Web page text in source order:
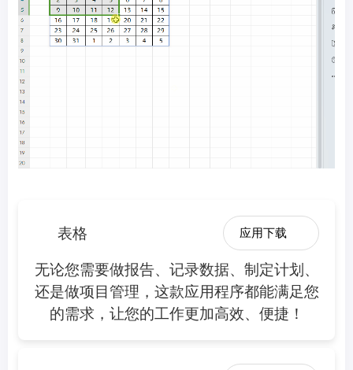
表格 应用下载
无论您需要做报告、记录数据、制定计划、
还是做项目管理，这款应用程序都能满足您
的需求，让您的工作更加高效、便捷！